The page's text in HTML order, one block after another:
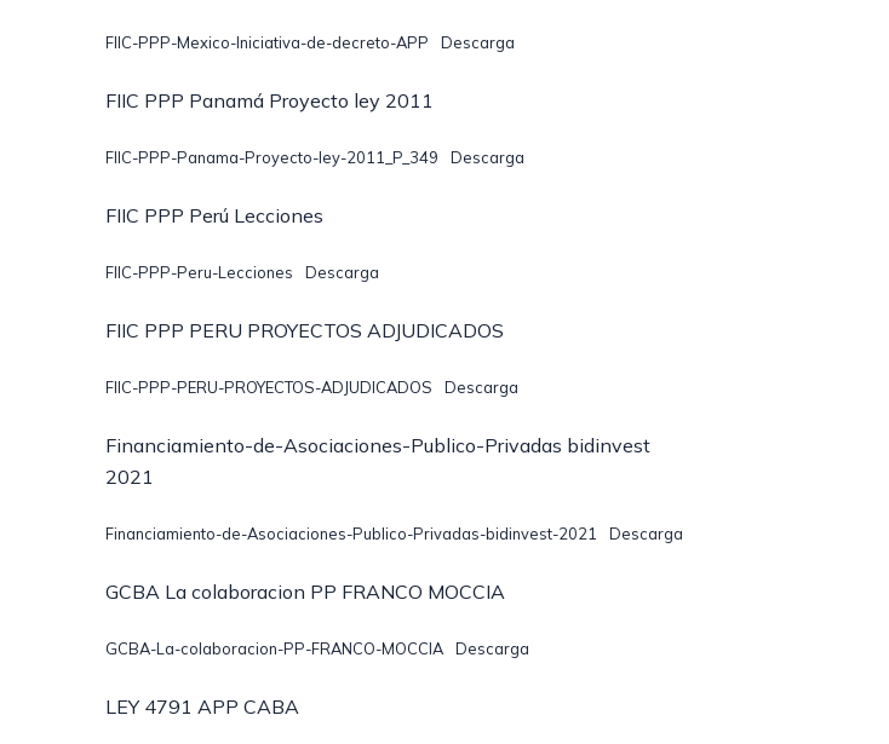
FIIC-PPP-Mexico-Iniciativa-de-decreto-APP Descarga
FIIC PPP Panamá Proyecto ley 2011
FIIC-PPP-Panama-Proyecto-ley-2011_P_349 Descarga
FIIC PPP Perú Lecciones
FIIC-PPP-Peru-Lecciones Descarga
FIIC PPP PERU PROYECTOS ADJUDICADOS
FIIC-PPP-PERU-PROYECTOS-ADJUDICADOS Descarga
Financiamiento-de-Asociaciones-Publico-Privadas bidinvest
2021
Financiamiento-de-Asociaciones-Publico-Privadas-bidinvest-2021 Descarga
GCBA La colaboracion PP FRANCO MOCCIA
GCBA-La-colaboracion-PP-FRANCO-MOCCIA Descarga
LEY 4791 APP CABA